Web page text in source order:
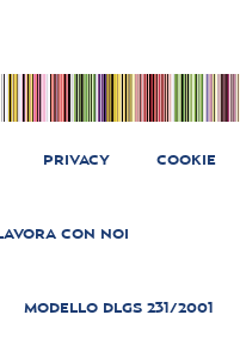
PRIVACY COOKIE
CON NOI
MODELLO DLGS 231/2001